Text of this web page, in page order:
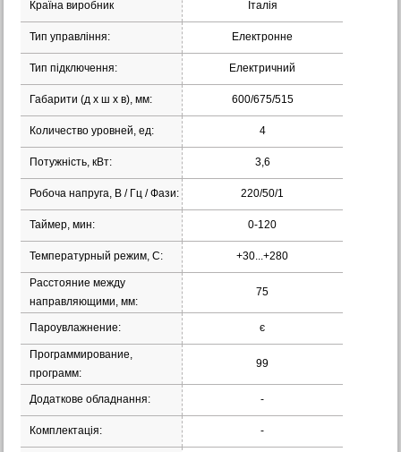
Країна виробник Італія
Тип управління: Електронне
Тип підключення: Електричний
Габарити (д х ш х в), мм: 600/675/515
Количество уровней, ед: 4
Потужність, кВт: 3,6
Робоча напруга, В / Гц / Фази: 220/50/1
Таймер, мин: 0-120
Температурный режим, С: +30...+280
Расстояние между
направляющими, мм:
75
Пароувлажнение: є
Программирование,
программ:
99
Додаткове обладнання: -
Комплектація: -